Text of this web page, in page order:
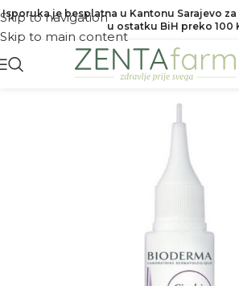
Skip to navigation
Skip to main content
Isporuka je besplatna u Kantonu Sarajevo za
u ostatku BiH preko 100